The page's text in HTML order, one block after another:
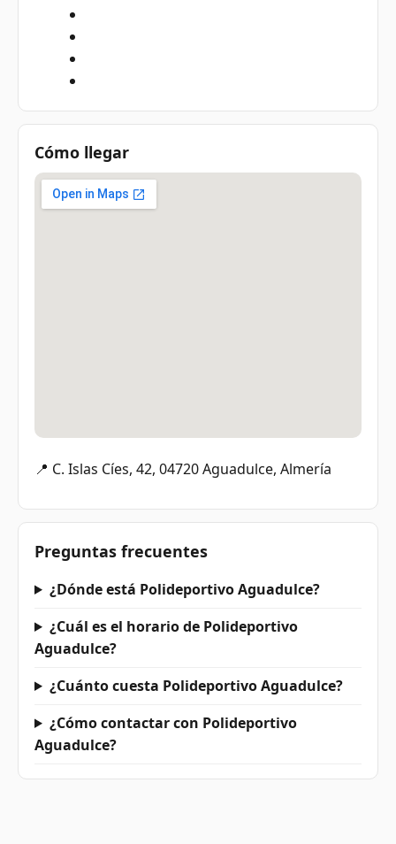
Cómo llegar
📍 C. Islas Cíes, 42, 04720 Aguadulce, Almería
Preguntas frecuentes
¿Dónde está Polideportivo Aguadulce?
¿Cuál es el horario de Polideportivo
Aguadulce?
¿Cuánto cuesta Polideportivo Aguadulce?
¿Cómo contactar con Polideportivo
Aguadulce?